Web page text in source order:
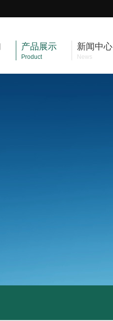
产品展示
Product
新闻中心
News